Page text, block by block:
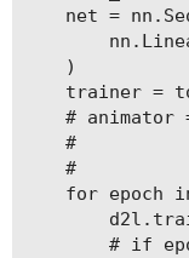
net =
    )
trainer =
# animator
#
#
for epoch
# if